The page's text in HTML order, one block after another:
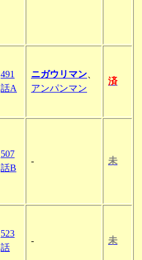
491
話A
ニガウリマン
アンパンマン
済
507
話B
- 未
523
話
- 未